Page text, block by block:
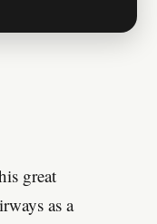
great
as a